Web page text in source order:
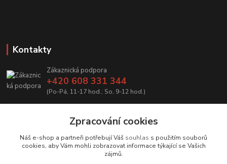
Kontakty
Zákaznická podpora
+420 608 331 344
(Po-Pá, 11-17 hod.; So, 9-12 hod.)
Zpracování cookies
Náš e-shop a partneři potřebují Váš souhlas s použitím souborů
cookies, aby Vám mohli zobrazovat informace týkající se Vašich
zájmů.